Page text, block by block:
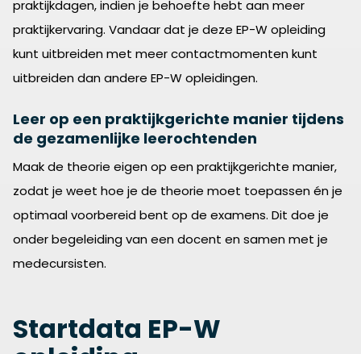
praktijkdagen, indien je behoefte hebt aan meer
praktijkervaring. Vandaar dat je deze EP-W opleiding
kunt uitbreiden met meer contactmomenten kunt
uitbreiden dan andere EP-W opleidingen.
Leer op een praktijkgerichte manier tijdens
de gezamenlijke leerochtenden
Maak de theorie eigen op een praktijkgerichte manier,
zodat je weet hoe je de theorie moet toepassen én je
optimaal voorbereid bent op de examens. Dit doe je
onder begeleiding van een docent en samen met je
medecursisten.
Startdata EP-W